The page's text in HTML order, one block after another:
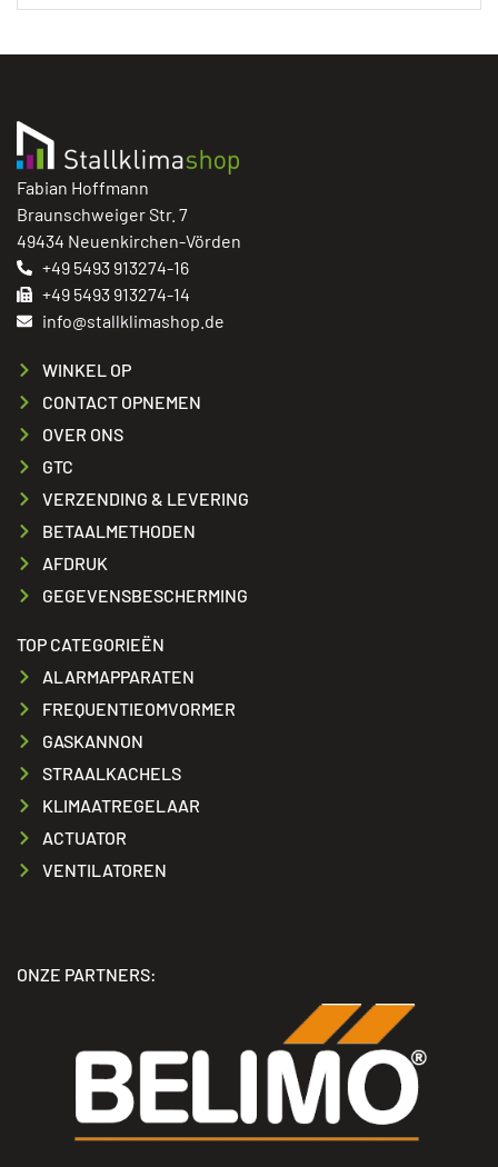
Fabian Hoffmann
Braunschweiger Str. 7
49434 Neuenkirchen-Vörden
+49 5493 913274-16
+49 5493 913274-14
info@stallklimashop.de
WINKEL OP
CONTACT OPNEMEN
OVER ONS
GTC
VERZENDING & LEVERING
BETAALMETHODEN
AFDRUK
GEGEVENSBESCHERMING
TOP CATEGORIEËN
ALARMAPPARATEN
FREQUENTIEOMVORMER
GASKANNON
STRAALKACHELS
KLIMAATREGELAAR
ACTUATOR
VENTILATOREN
ONZE PARTNERS: